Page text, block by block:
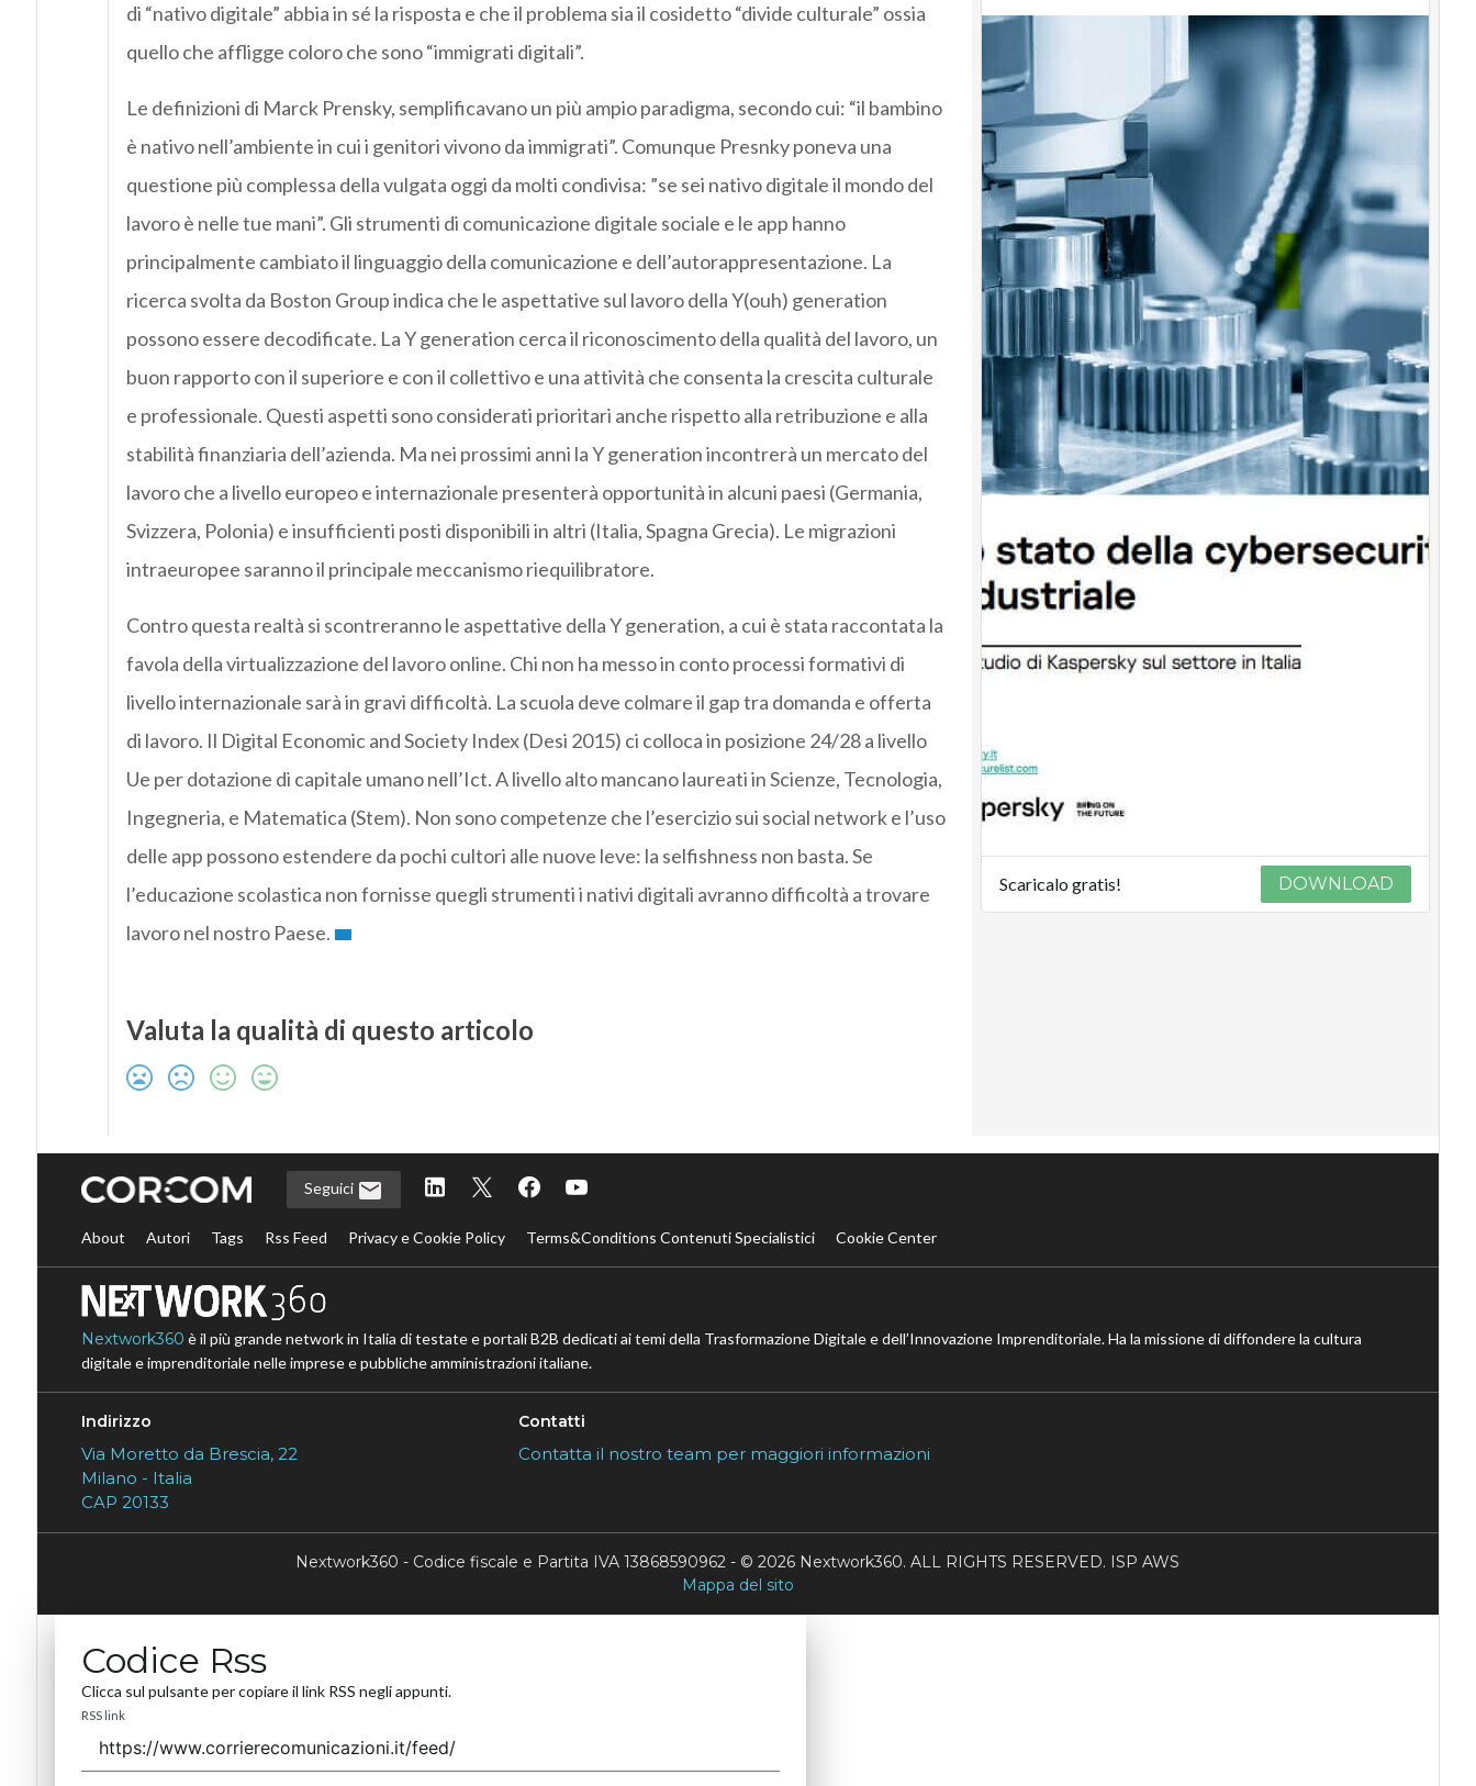
di “nativo digitale” abbia in sé la risposta e che il problema sia il cosidetto “divide culturale” ossia
quello che affligge coloro che sono “immigrati digitali”.
Le definizioni di Marck Prensky, semplificavano un più ampio paradigma, secondo cui: “il bambino
è nativo nell’ambiente in cui i genitori vivono da immigrati”. Comunque Presnky poneva una
questione più complessa della vulgata oggi da molti condivisa: ”se sei nativo digitale il mondo del
lavoro è nelle tue mani”. Gli strumenti di comunicazione digitale sociale e le app hanno
principalmente cambiato il linguaggio della comunicazione e dell’autorappresentazione. La
ricerca svolta da Boston Group indica che le aspettative sul lavoro della Y(ouh) generation
possono essere decodificate. La Y generation cerca il riconoscimento della qualità del lavoro, un
buon rapporto con il superiore e con il collettivo e una attività che consenta la crescita culturale
e professionale. Questi aspetti sono considerati prioritari anche rispetto alla retribuzione e alla
stabilità finanziaria dell’azienda. Ma nei prossimi anni la Y generation incontrerà un mercato del
lavoro che a livello europeo e internazionale presenterà opportunità in alcuni paesi (Germania,
Svizzera, Polonia) e insufficienti posti disponibili in altri (Italia, Spagna Grecia). Le migrazioni
intraeuropee saranno il principale meccanismo riequilibratore.
Contro questa realtà si scontreranno le aspettative della Y generation, a cui è stata raccontata la
favola della virtualizzazione del lavoro online. Chi non ha messo in conto processi formativi di
livello internazionale sarà in gravi difficoltà. La scuola deve colmare il gap tra domanda e offerta
di lavoro. Il Digital Economic and Society Index (Desi 2015) ci colloca in posizione 24/28 a livello
Ue per dotazione di capitale umano nell’Ict. A livello alto mancano laureati in Scienze, Tecnologia,
Ingegneria, e Matematica (Stem). Non sono competenze che l’esercizio sui social network e l’uso
delle app possono estendere da pochi cultori alle nuove leve: la selfishness non basta. Se
l’educazione scolastica non fornisse quegli strumenti i nativi digitali avranno difficoltà a trovare
lavoro nel nostro Paese.
Valuta la qualità di questo articolo
Scaricalo gratis! DOWNLOAD
Seguici
About Autori Tags Rss Feed Privacy e Cookie Policy Terms&Conditions Contenuti Specialistici Cookie Center
Nextwork360 è il più grande network in Italia di testate e portali B2B dedicati ai temi della Trasformazione Digitale e dell’Innovazione Imprenditoriale. Ha la missione di diffondere la cultura
digitale e imprenditoriale nelle imprese e pubbliche amministrazioni italiane.
Indirizzo
Via Moretto da Brescia, 22
Milano - Italia
CAP 20133
Contatti
Contatta il nostro team per maggiori informazioni
Nextwork360 - Codice fiscale e Partita IVA 13868590962 - © 2026 Nextwork360. ALL RIGHTS RESERVED. ISP AWS
Mappa del sito
Codice Rss
Clicca sul pulsante per copiare il link RSS negli appunti.
RSS link